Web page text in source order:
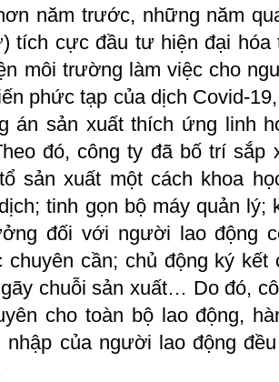
năm trước, những năm
tích cực đầu tư hiện đại hóa
môi trường làm việc cho
phức tạp của dịch Covid-
án sản xuất thích ứng linh
đó, công ty đã bố trí sắp
sản xuất một cách khoa
tinh gọn bộ máy quản lý;
đối với người lao động
chuyên cần; chủ động ký kết
chuỗi sản xuất… Do đó,
cho toàn bộ lao động,
nhập của người lao động